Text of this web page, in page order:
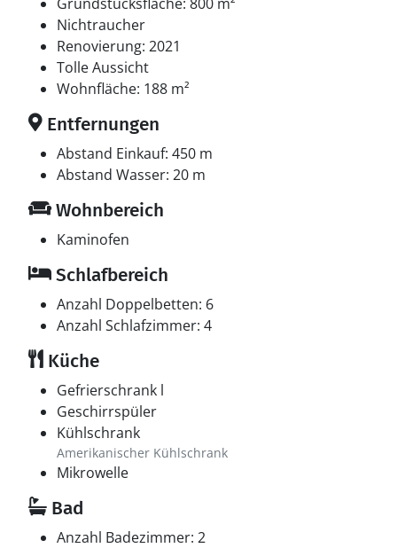
In der Ferienunterkunft gibt es einen Fernseher.1
Chromecast. Mindestens 4 dänische Fernsehsender.
Mindestens 4 deutsche Fernsehsender. Es steht
kabellose Internetverbindung zur Verfügung.
Nichtraucher
Renovierung: 2021
Tolle Aussicht
Wohnfläche: 188 m²
Entfernungen
Abstand Einkauf: 450 m
Abstand Wasser: 20 m
Wohnbereich
Kaminofen
Schlafbereich
Anzahl Doppelbetten: 6
Anzahl Schlafzimmer: 4
Küche
Gefrierschrank l
Geschirrspüler
Kühlschrank
Amerikanischer Kühlschrank
Mikrowelle
Bad
Anzahl Badezimmer: 2